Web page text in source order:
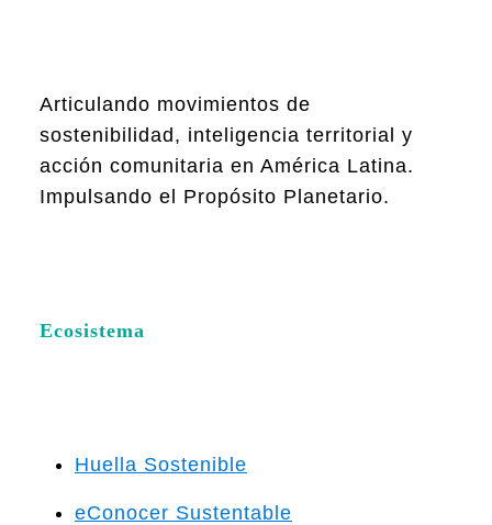
Articulando movimientos de
sostenibilidad, inteligencia territorial y
acción comunitaria en América Latina.
Impulsando el Propósito Planetario.
Ecosistema
Huella Sostenible
eConocer Sustentable